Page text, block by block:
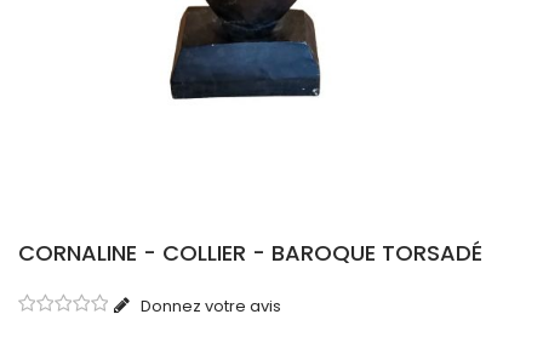
CORNALINE - COLLIER - BAROQUE TORSADÉ
Donnez votre avis